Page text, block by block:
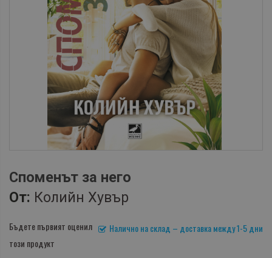
Споменът за него
От: Колийн Хувър
Налично на склад – доставка между 1-5 дни
Бъдете първият оценил
този продукт